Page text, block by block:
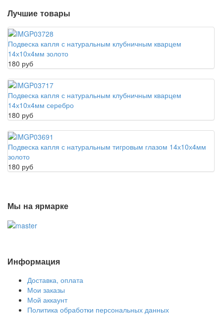
Лучшие товары
Подвеска капля с натуральным клубничным кварцем
14х10х4мм золото
180 руб
Подвеска капля с натуральным клубничным кварцем
14х10х4мм серебро
180 руб
Подвеска капля с натуральным тигровым глазом 14х10х4мм
золото
180 руб
Мы на ярмарке
Информация
Доставка, оплата
Мои заказы
Мой аккаунт
Политика обработки персональных данных